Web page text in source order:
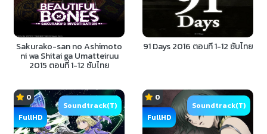
Sakurako-san no Ashimoto
ni wa Shitai ga Umatteiruu
2015 ตอนที่ 1-12 ซับไทย
91 Days 2016 ตอนที่ 1-12 ซับไทย
0
FullHD
Soundtrack(T)
0
FullHD
Soundtrack(T)